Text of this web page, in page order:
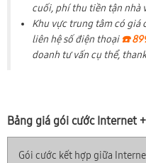
cuối, phí thu tiền tận nhà
Khu vực trung tâm có giá
liên hệ số điện thoại☎️
doanh tư vấn cụ thể,
Bảng giá gói cước Internet
Gói cước kết hợp giữa